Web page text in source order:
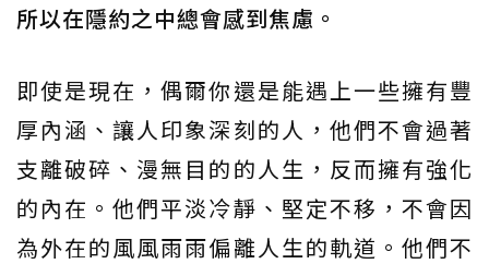
所以在隱約之中總會感到焦慮。
即使是現在，偶爾你還是能遇上一些擁有豐
厚內涵、讓人印象深刻的人，他們不會過著
支離破碎、漫無目的的人生，反而擁有強化
的內在。他們平淡冷靜、堅定不移，不會因
為外在的風風雨雨偏離人生的軌道。他們不